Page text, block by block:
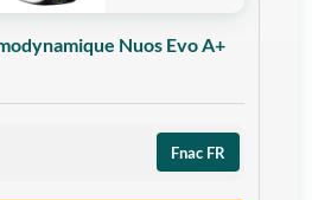
Nuos Evo A+
Fnac FR